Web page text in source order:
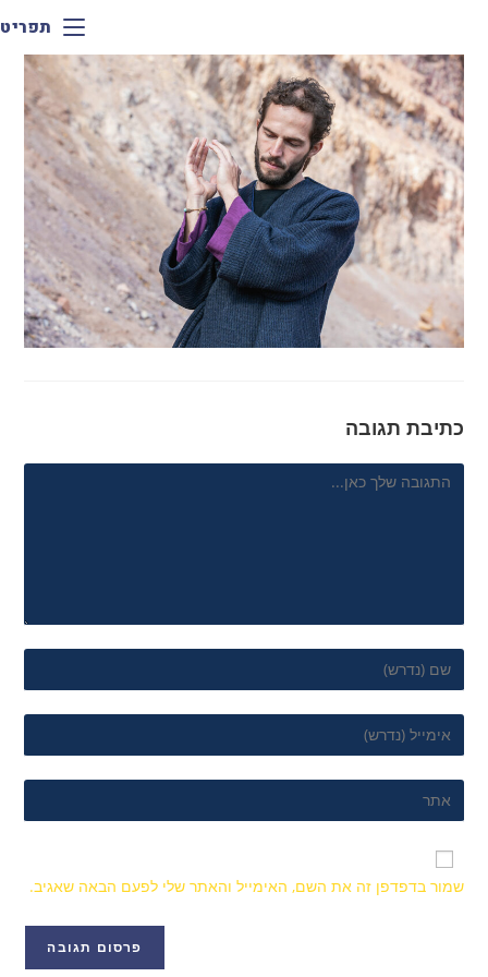
תפריט
כתיבת תגובה
שמור בדפדפן זה את השם, האימייל והאתר שלי לפעם הבאה שאגיב.